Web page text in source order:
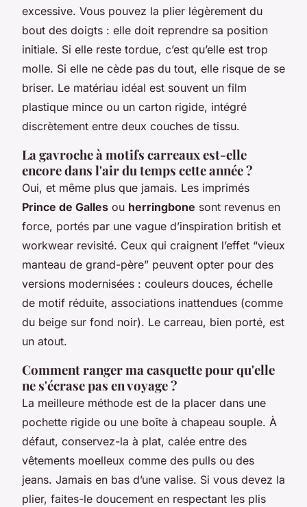
excessive. Vous pouvez la plier légèrement du
bout des doigts : elle doit reprendre sa position
initiale. Si elle reste tordue, c’est qu’elle est trop
molle. Si elle ne cède pas du tout, elle risque de se
briser. Le matériau idéal est souvent un film
plastique mince ou un carton rigide, intégré
discrètement entre deux couches de tissu.
La gavroche à motifs carreaux est-elle
encore dans l'air du temps cette année ?
Oui, et même plus que jamais. Les imprimés
Prince de Galles ou herringbone sont revenus en
force, portés par une vague d’inspiration british et
workwear revisité. Ceux qui craignent l’effet “vieux
manteau de grand-père” peuvent opter pour des
versions modernisées : couleurs douces, échelle
de motif réduite, associations inattendues (comme
du beige sur fond noir). Le carreau, bien porté, est
un atout.
Comment ranger ma casquette pour qu'elle
ne s'écrase pas en voyage ?
La meilleure méthode est de la placer dans une
pochette rigide ou une boîte à chapeau souple. À
défaut, conservez-la à plat, calée entre des
vêtements moelleux comme des pulls ou des
jeans. Jamais en bas d’une valise. Si vous devez la
plier, faites-le doucement en respectant les plis